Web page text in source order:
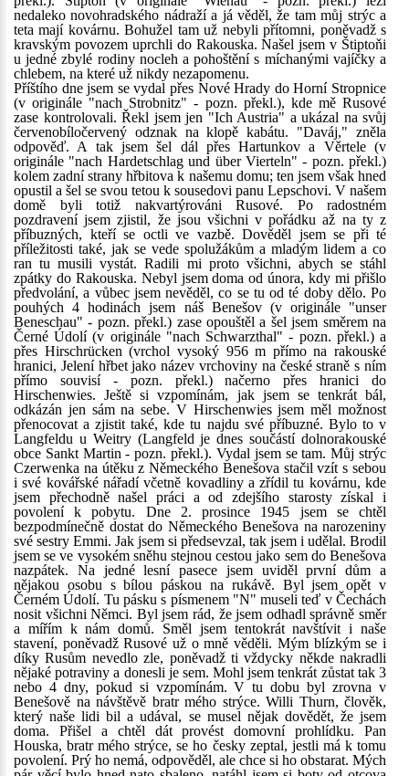
nedaleko novohradského nádraží a já věděl, že tam můj strýc a
teta mají kovárnu. Bohužel tam už nebyli přítomni, poněvadž s
kravským povozem uprchli do Rakouska. Našel jsem v Štiptoňi
u jedné zbylé rodiny nocleh a pohoštění s míchanými vajíčky a
chlebem, na které už nikdy nezapomenu.
Příštího dne jsem se vydal přes Nové Hrady do Horní Stropnice
(v originále "nach Strobnitz" - pozn. překl.), kde mě Rusové
zase kontrolovali. Řekl jsem jen "Ich Austria" a ukázal na svůj
červenobíločervený odznak na klopě kabátu. "Daváj," zněla
odpověď. A tak jsem šel dál přes Hartunkov a Věrtele (v
originále "nach Hardetschlag und über Vierteln" - pozn. překl.)
kolem zadní strany hřbitova k našemu domu; ten jsem však hned
opustil a šel se svou tetou k sousedovi panu Lepschovi. V našem
domě byli totiž nakvartýrováni Rusové. Po radostném
pozdravení jsem zjistil, že jsou všichni v pořádku až na ty z
příbuzných, kteří se octli ve vazbě. Dověděl jsem se při té
příležitosti také, jak se vede spolužákům a mladým lidem a co
ran tu musili vystát. Radili mi proto všichni, abych se stáhl
zpátky do Rakouska. Nebyl jsem doma od února, kdy mi přišlo
předvolání, a vůbec jsem nevěděl, co se tu od té doby dělo. Po
pouhých 4 hodinách jsem náš Benešov (v originále "unser
Beneschau" - pozn. překl.) zase opouštěl a šel jsem směrem na
Černé Údolí (v originále "nach Schwarzthal" - pozn. překl.) a
přes Hirschrücken (vrchol vysoký 956 m přímo na rakouské
hranici, Jelení hřbet jako název vrchoviny na české straně s ním
přímo souvisí - pozn. překl.) načerno přes hranici do
Hirschenwies. Ještě si vzpomínám, jak jsem se tenkrát bál,
odkázán jen sám na sebe. V Hirschenwies jsem měl možnost
přenocovat a zjistit také, kde tu najdu své příbuzné. Bylo to v
Langfeldu u Weitry (Langfeld je dnes součástí dolnorakouské
obce Sankt Martin - pozn. překl.). Vydal jsem se tam. Můj strýc
Czerwenka na útěku z Německého Benešova stačil vzít s sebou
i své kovářské nářadí včetně kovadliny a zřídil tu kovárnu, kde
jsem přechodně našel práci a od zdejšího starosty získal i
povolení k pobytu. Dne 2. prosince 1945 jsem se chtěl
bezpodmínečně dostat do Německého Benešova na narozeniny
své sestry Emmi. Jak jsem si předsevzal, tak jsem i udělal. Brodil
jsem se ve vysokém sněhu stejnou cestou jako sem do Benešova
nazpátek. Na jedné lesní pasece jsem uviděl první dům a
nějakou osobu s bílou páskou na rukávě. Byl jsem opět v
Černém Údolí. Tu pásku s písmenem "N" museli teď v Čechách
nosit všichni Němci. Byl jsem rád, že jsem odhadl správně směr
a mířím k nám domů. Směl jsem tentokrát navštívit i naše
stavení, poněvadž Rusové už o mně věděli. Mým blízkým se i
díky Rusům nevedlo zle, poněvadž ti vždycky někde nakradli
nějaké potraviny a donesli je sem. Mohl jsem tenkrát zůstat tak 3
nebo 4 dny, pokud si vzpomínám. V tu dobu byl zrovna v
Benešově na návštěvě bratr mého strýce. Willi Thurn, člověk,
který naše lidi bil a udával, se musel nějak dovědět, že jsem
doma. Přišel a chtěl dát provést domovní prohlídku. Pan
Houska, bratr mého strýce, se ho česky zeptal, jestli má k tomu
povolení. Prý ho nemá, odpověděl, ale chce si ho obstarat. Mých